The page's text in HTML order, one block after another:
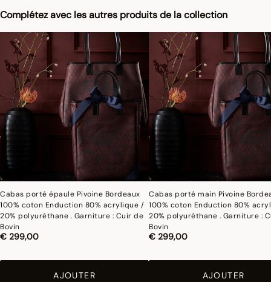
Complétez avec les autres produits de la collection
Cabas porté épaule Pivoine Bordeaux
100% coton Enduction 80% acrylique /
20% polyuréthane . Garniture : Cuir de
Bovin
€ 299,00
AJOUTER
Cabas porté main Pivoine
100% coton Enduction 80%
20% polyuréthane . Garniture :
Bovin
€ 299,00
AJOUTER